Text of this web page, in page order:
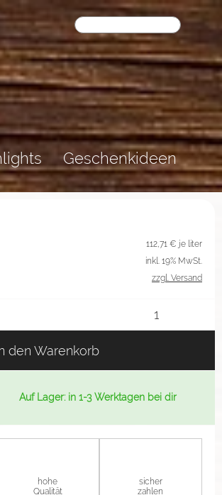
Geschenkideen
112,71 € je liter
inkl. 19% MwSt.
zzgl. Versand
den Warenkorb
Auf Lager: in 1-3 Werktagen bei dir
hohe
Qualität
sicher
zahlen